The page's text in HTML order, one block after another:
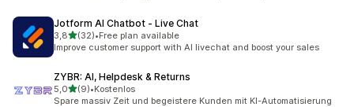
Jotform AI Chatbot ‑ Live Chat
3,8/ 5 tähteä
(32)
32 arvostelua yhteensä
•Free plan available
Improve customer support with AI livechat and boost your sales
ZYBR: AI, Helpdesk & Returns
5,0/ 5 tähteä
(9)
9 arvostelua yhteensä
•Kostenlos
Spare massiv Zeit und begeistere Kunden mit KI-Automatisierung